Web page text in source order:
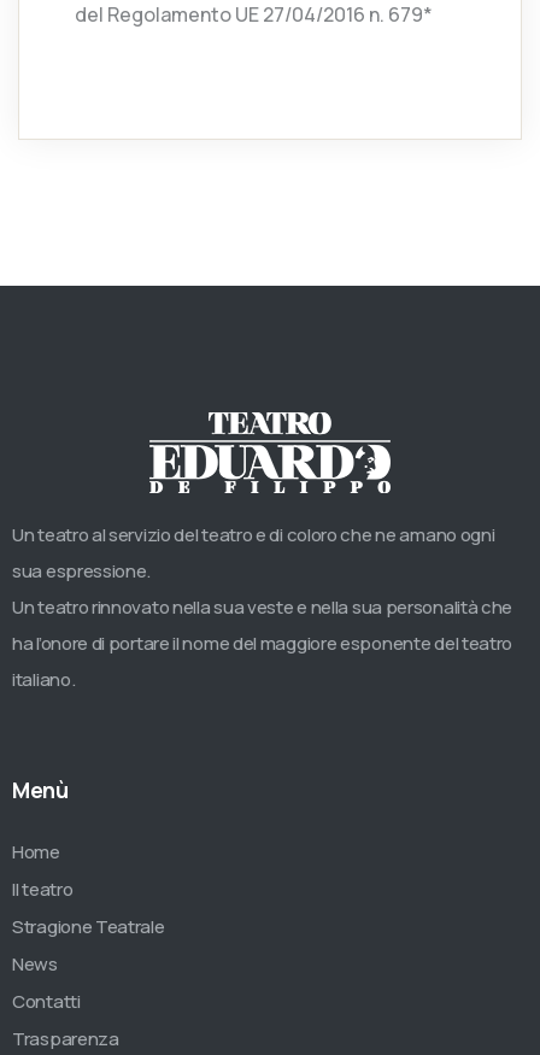
del Regolamento UE 27/04/2016 n. 679*
Un teatro al servizio del teatro e di coloro che ne amano ogni
sua espressione.
Un teatro rinnovato nella sua veste e nella sua personalità che
ha l’onore di portare il nome del maggiore esponente del teatro
italiano.
Menù
Home
Il teatro
Stragione Teatrale
News
Contatti
Trasparenza